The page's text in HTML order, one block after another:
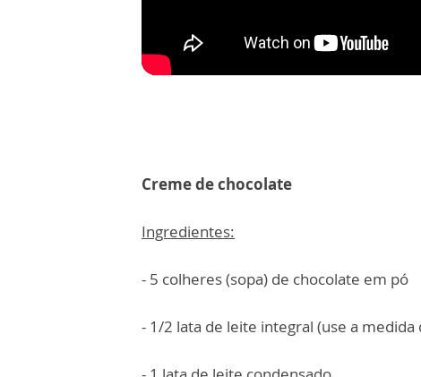
Creme de chocolate
Ingredientes:
- 5 colheres (sopa) de chocolate em pó
- 1/2 lata de leite integral (use a